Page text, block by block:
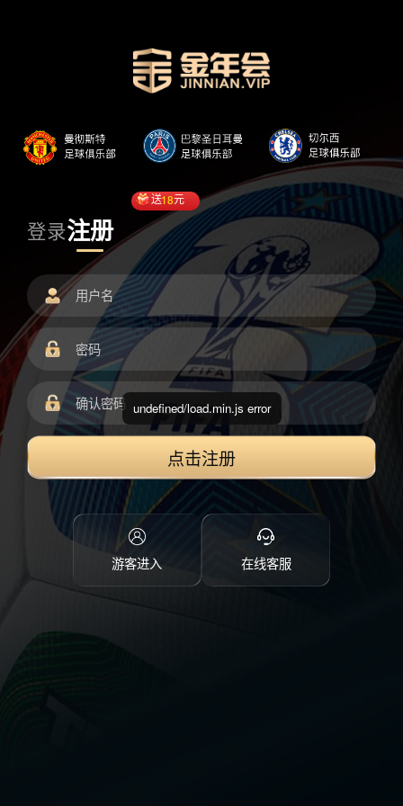
登录注册
送18元
点击注册
游客进入 在线客服
undefined/load.min.js error